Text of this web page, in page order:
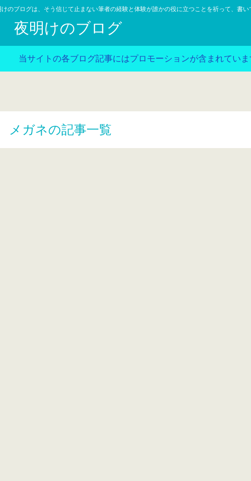
のブログは、そう信じて止まない筆者の経験と体験が誰かの役に立つことを祈って、書い
夜明けのブログ
当サイトの各ブログ記事にはプロモーションが含まれていま
メガネの記事一覧